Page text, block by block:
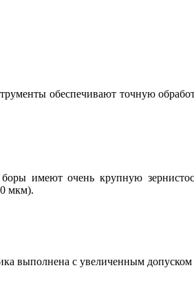
обеспечивают точную
имеют очень крупную
мкм).
выполнена с увеличенным допуском